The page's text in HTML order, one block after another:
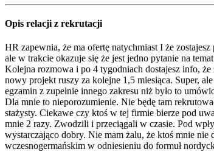
Opis relacji z rekrutacji
HR zapewnia, że ma ofertę natychmiast I że
ale w trakcie okazuje się że jest jedno pytanie na
Kolejna rozmowa i po 4 tygodniach dostajesz info,
nowy projekt ruszy za kolejne 1,5 miesiąca. Super,
egzamin z zupełnie innego zakresu niż było to
Dla mnie to nieporozumienie. Nie będę tam
stażysty. Ciekawe czy ktoś w tej firmie bierze pod
mnie 2 razy. Zwodzili i przeciągali w czasie. Pod
wystarczająco dobry. Nie mam żalu, że ktoś mnie nie
wczesnogermańskim w odniesieniu do formuł